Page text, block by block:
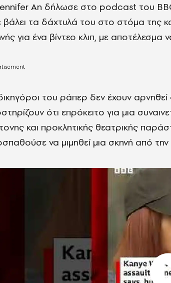
An δήλωσε στο podcast του
βάλει τα δάχτυλά του στο στόμα της
για ένα βίντεο κλιπ, με αποτέλεσμα
του ράπερ δεν έχουν
ότι επρόκειτο για μια
και προκλητικής θεατρικής
να μιμηθεί μια σκηνή από